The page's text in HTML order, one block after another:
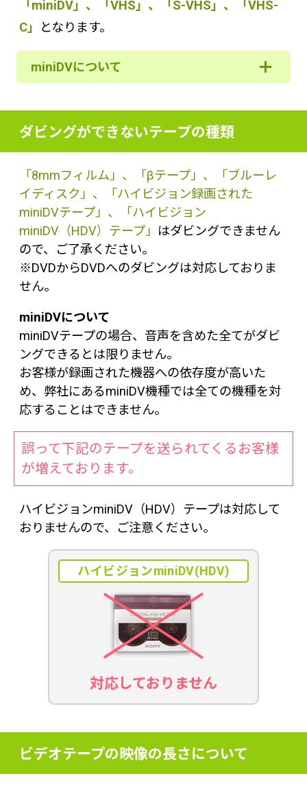
「miniDV」、「VHS」、「S-VHS」、「VHS-
C」
となります。
miniDVについて
ダビングができないテープの種類
「8mmフィルム」、「βテープ」、「ブルーレ
イディスク」、「ハイビジョン録画された
miniDVテープ」、「ハイビジョン
miniDV（HDV）テープ」 はダビングできません
ので、ご了承ください。
※DVDからDVDへのダビングは対応しておりま
せん。
miniDVについて
miniDVテープの場合、音声を含めた全てがダビ
ングできるとは限りません。
お客様が録画された機器への依存度が高いた
め、弊社にあるminiDV機種では全ての機種を対
応することはできません。
誤って下記のテープを送られてくるお客様
が増えております。
ハイビジョンminiDV（HDV）テープは対応して
おりませんので、ご注意ください。
ハイビジョンminiDV(HDV)
対応しておりません
ビデオテープの映像の長さについて